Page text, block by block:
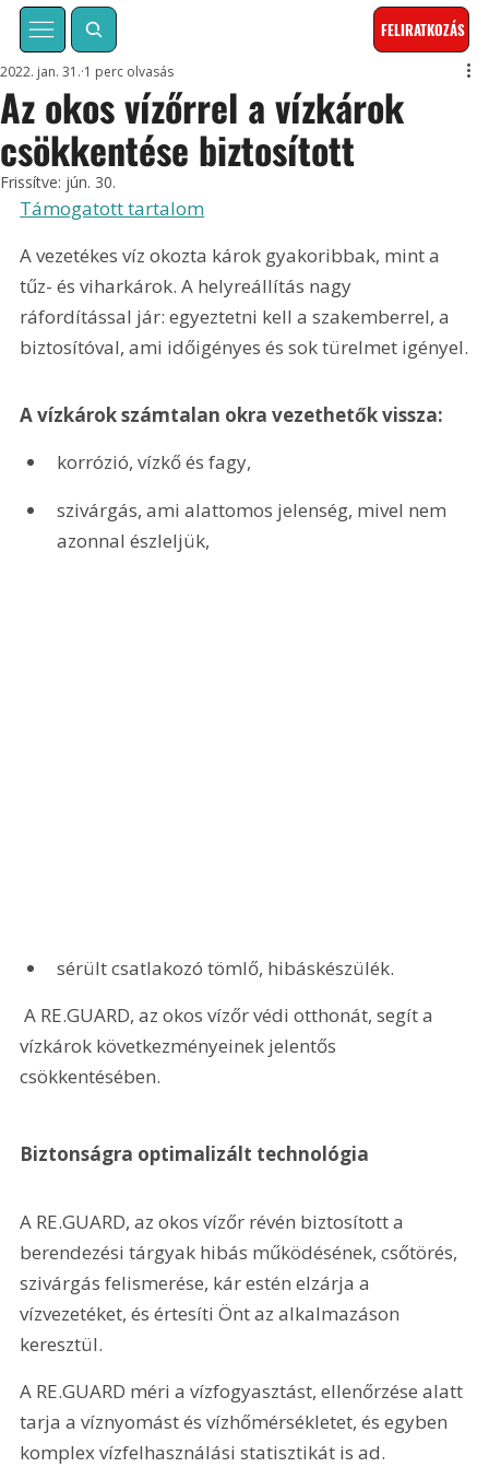
FELIRATKOZÁS
Az okos vízőrrel a vízkárok
csökkentése biztosított
2022. jan. 31. 1 perc olvasás
Frissítve: jún. 30.
Támogatott tartalom
A vezetékes víz okozta károk gyakoribbak, mint a
tűz- és viharkárok. A helyreállítás nagy
ráfordítással jár: egyeztetni kell a szakemberrel, a
biztosítóval, ami időigényes és sok türelmet igényel.
A vízkárok számtalan okra vezethetők vissza:
korrózió, vízkő és fagy,
szivárgás, ami alattomos jelenség, mivel nem
azonnal észleljük,
sérült csatlakozó tömlő, hibáskészülék.
A RE.GUARD, az okos vízőr védi otthonát, segít a
vízkárok következményeinek jelentős
csökkentésében.
Biztonságra optimalizált technológia
A RE.GUARD, az okos vízőr révén biztosított a
berendezési tárgyak hibás működésének, csőtörés,
szivárgás felismerése, kár estén elzárja a
vízvezetéket, és értesíti Önt az alkalmazáson
keresztül.
A RE.GUARD méri a vízfogyasztást, ellenőrzése alatt
tarja a víznyomást és vízhőmérsékletet, és egyben
komplex vízfelhasználási statisztikát is ad.